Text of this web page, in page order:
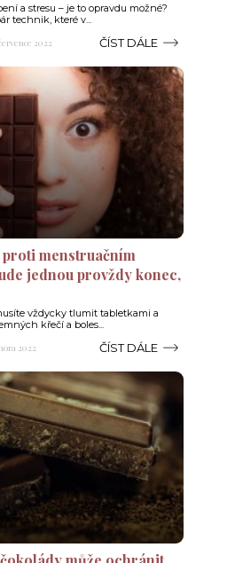
a stresu – je to opravdu možné?
technik, které v...
2022 ČÍST DÁLE
menstruačním
jednou provždy konec,
vždycky tlumit tabletkami a
křečí a boles...
2022 ČÍST DÁLE